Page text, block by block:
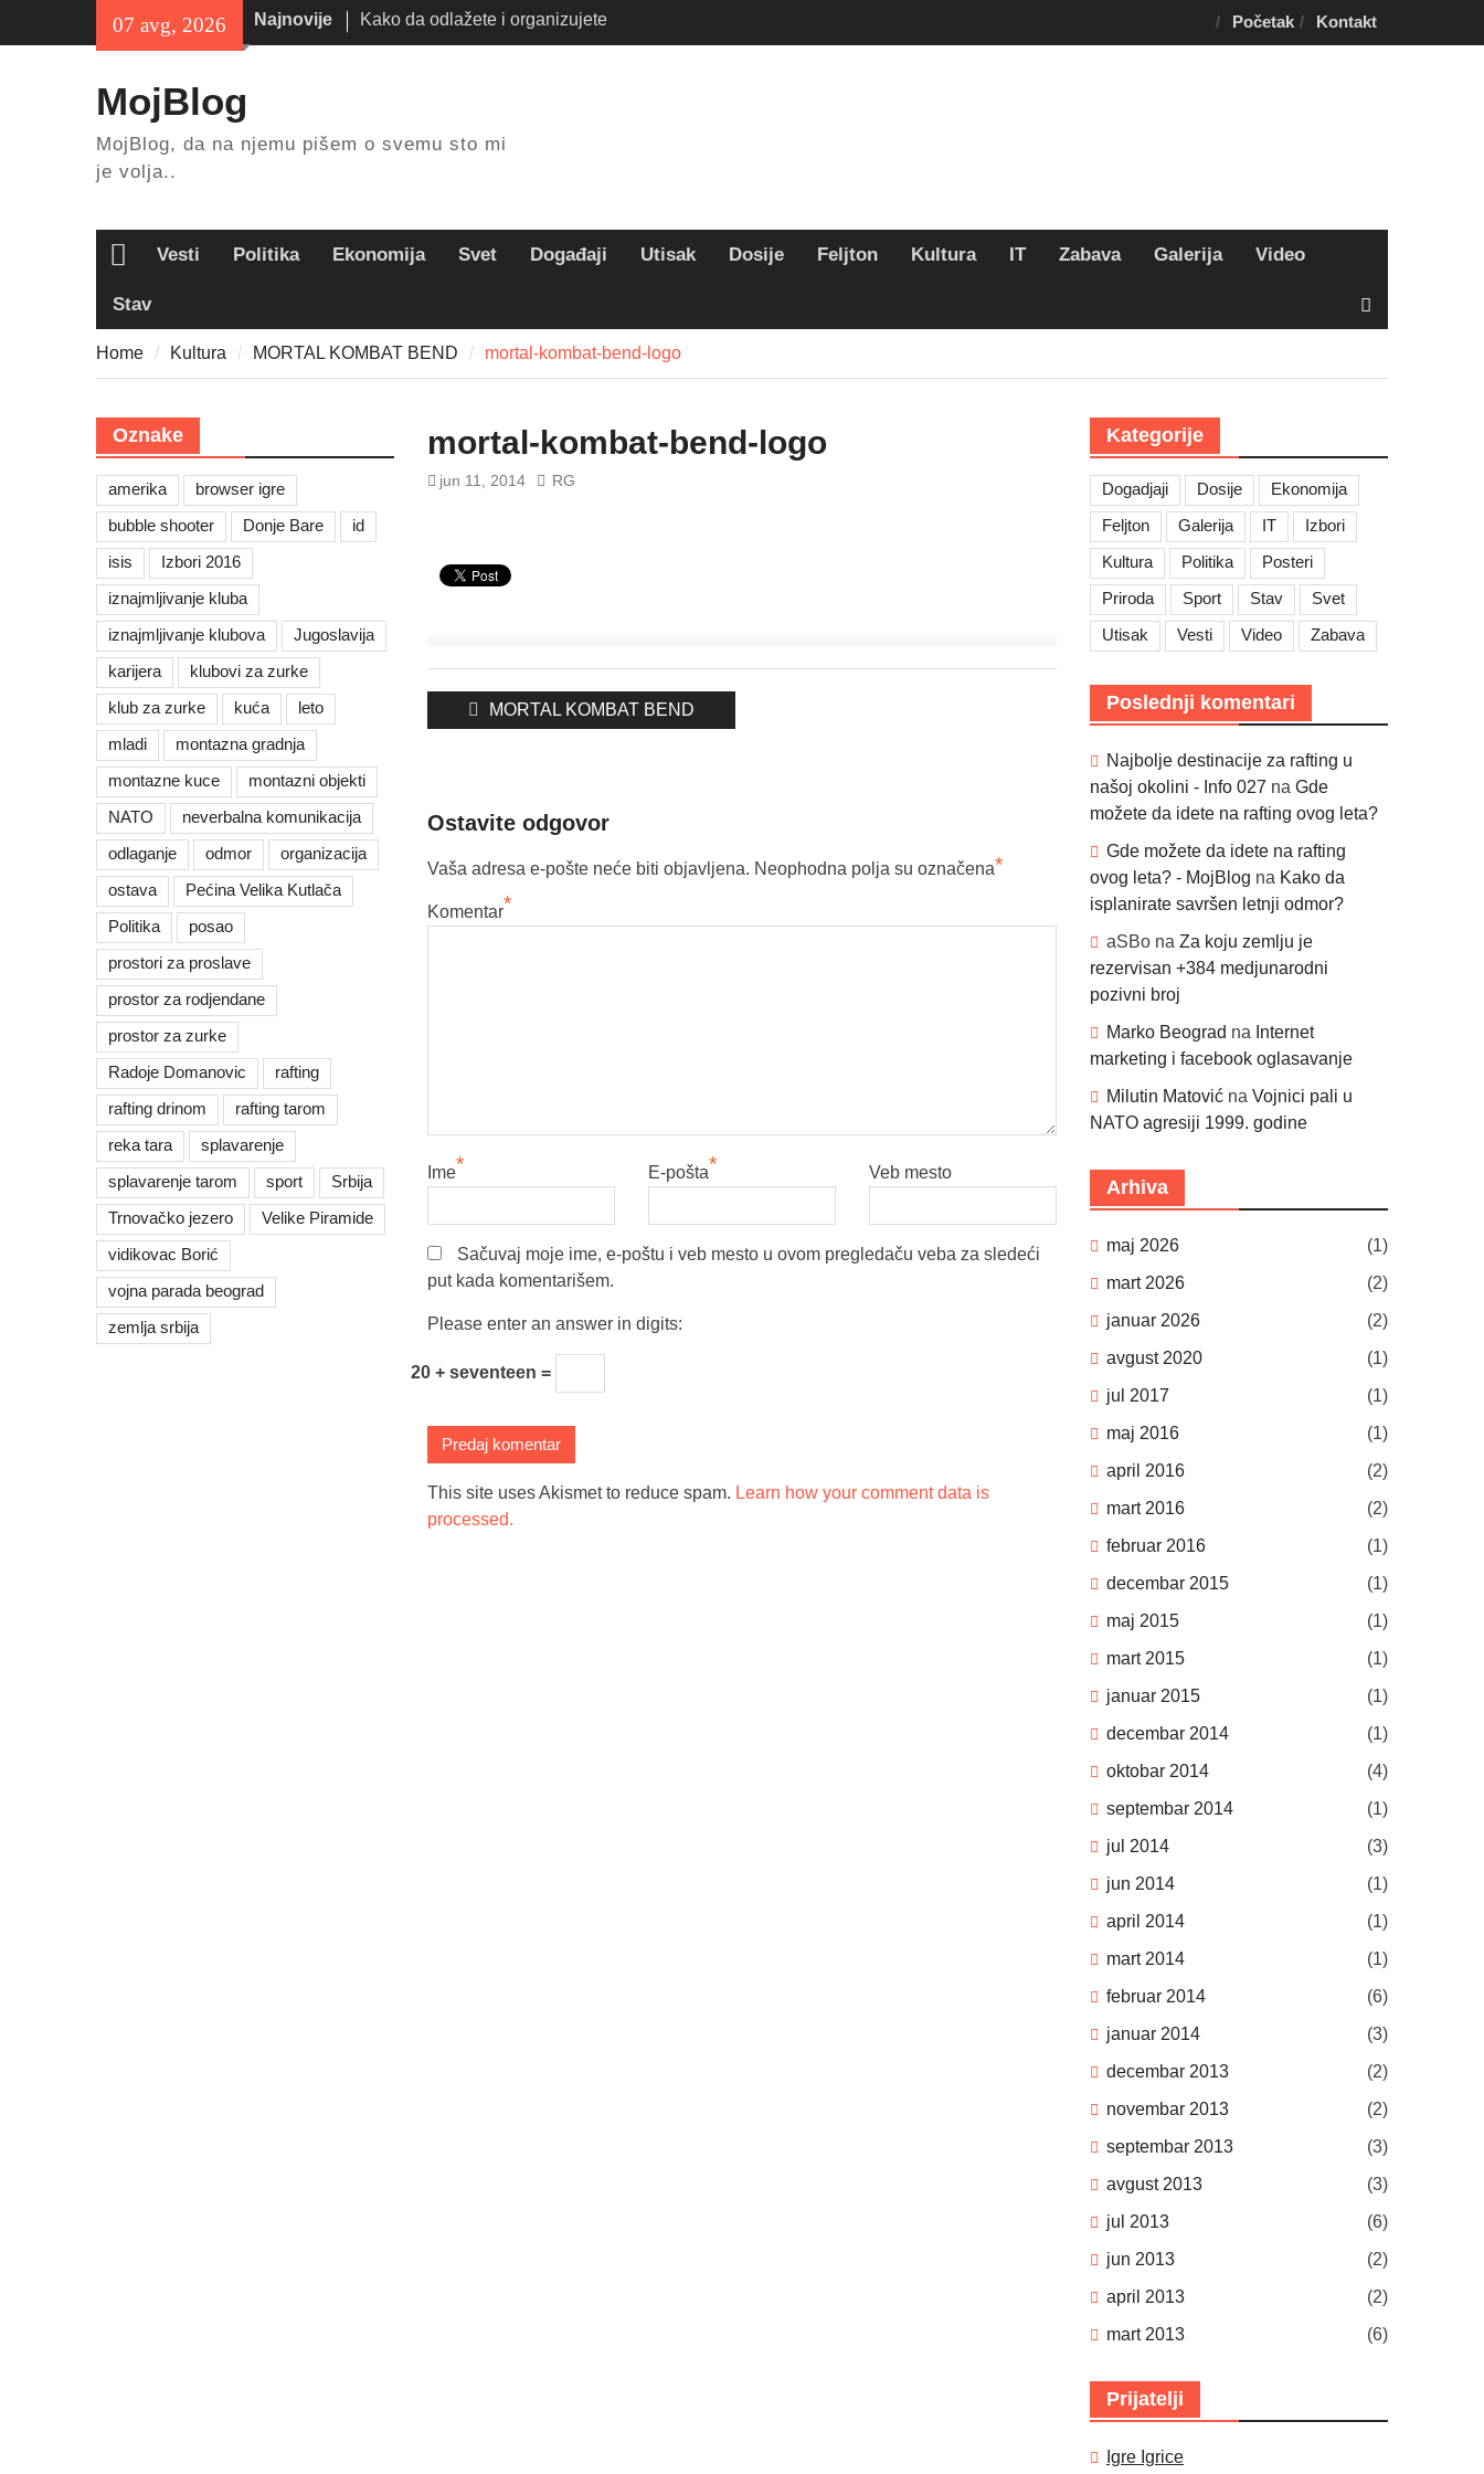
07 avg, 2026 Najnovije
Kako da odlažete i organizujete
stvari kod kuće?
odmor?
Početak Kontakt
MojBlog
MojBlog, da na njemu pišem o svemu sto mi
je volja..
HomeVesti Politika Ekonomija Svet Događaji Utisak Dosije Feljton Kultura IT Zabava Galerija Video
Stav
Home Kultura MORTAL KOMBAT BEND mortal-kombat-bend-logo
mortal-kombat-bend-logo
jun 11, 2014 RG
Kretanje
članka
Previous
post:
MORTAL KOMBAT BEND
Ostavite odgovor
Vaša adresa e-pošte neće biti objavljena. Neophodna polja su označena*
Komentar*
Ime* E-pošta* Veb mesto
Sačuvaj moje ime, e-poštu i veb mesto u ovom pregledaču veba za sledeći
put kada komentarišem.
Please enter an answer in digits:
20 + seventeen =
This site uses Akismet to reduce spam. Learn how your comment data is
processed.
Kategorije
Dogadjaji Dosije
Ekonomija
Feljton
Galerija IT
Izbori
Kultura
Politika
Posteri
Priroda
Sport Stav
Svet
Utisak
Vesti Video Zabava
Poslednji komentari
Najbolje destinacije za rafting u
našoj okolini - Info 027 na Gde
možete da idete na rafting ovog leta?
Gde možete da idete na rafting
ovog leta? - MojBlog na Kako da
isplanirate savršen letnji odmor?
aSBo na Za koju zemlju je
rezervisan +384 medjunarodni
pozivni broj
Marko Beograd na Internet
marketing i facebook oglasavanje
Milutin Matović na Vojnici pali u
NATO agresiji 1999. godine
Arhiva
maj 2026
(1)
mart 2026
(2)
januar 2026
(2)
avgust 2020
(1)
jul 2017
(1)
maj 2016
(1)
april 2016
(2)
mart 2016
(2)
februar 2016
(1)
decembar 2015
(1)
maj 2015
(1)
mart 2015
(1)
januar 2015
(1)
decembar 2014
(1)
oktobar 2014
(4)
septembar 2014
(1)
jul 2014
(3)
jun 2014
(1)
april 2014
(1)
mart 2014
(1)
februar 2014
(6)
januar 2014
(3)
decembar 2013
(2)
novembar 2013
(2)
septembar 2013
(3)
avgust 2013
(3)
jul 2013
(6)
jun 2013
(2)
april 2013
(2)
mart 2013
(6)
Prijatelji
Igre Igrice
Oznake
amerika
browser igre
bubble shooter
Donje Bare
id
isis
Izbori 2016
iznajmljivanje kluba
iznajmljivanje klubova
Jugoslavija
karijera
klubovi za zurke
klub za zurke
kuća
leto
mladi
montazna gradnja
montazne kuce
montazni objekti
NATO
neverbalna komunikacija
odlaganje
odmor
organizacija
ostava
Pećina Velika Kutlača
Politika
posao
prostori za proslave
prostor za rodjendane
prostor za zurke
Radoje Domanovic
rafting
rafting drinom
rafting tarom
reka tara
splavarenje
splavarenje tarom
sport
Srbija
Trnovačko jezero
Velike Piramide
vidikovac Borić
vojna parada beograd
zemlja srbija